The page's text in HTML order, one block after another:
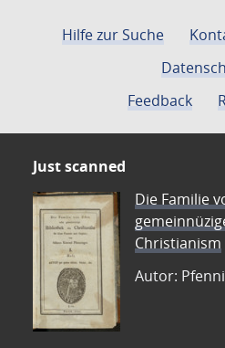
Hilfe zur Suche
Feedback
Just scanned
Die Familie
Christianism
Autor: